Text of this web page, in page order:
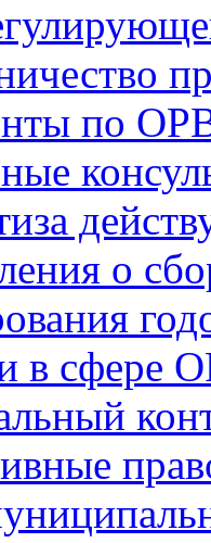
по
о
в сфере